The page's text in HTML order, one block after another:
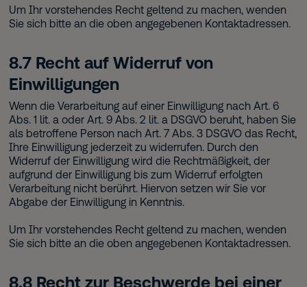
Um Ihr vorstehendes Recht geltend zu machen, wenden
Sie sich bitte an die oben angegebenen Kontaktadressen.
8.7 Recht auf Widerruf von
Einwilligungen
Wenn die Verarbeitung auf einer Einwilligung nach Art. 6
Abs. 1 lit. a oder Art. 9 Abs. 2 lit. a DSGVO beruht, haben Sie
als betroffene Person nach Art. 7 Abs. 3 DSGVO das Recht,
Ihre Einwilligung jederzeit zu widerrufen. Durch den
Widerruf der Einwilligung wird die Rechtmäßigkeit, der
aufgrund der Einwilligung bis zum Widerruf erfolgten
Verarbeitung nicht berührt. Hiervon setzen wir Sie vor
Abgabe der Einwilligung in Kenntnis.
Um Ihr vorstehendes Recht geltend zu machen, wenden
Sie sich bitte an die oben angegebenen Kontaktadressen.
8.8 Recht zur Beschwerde bei einer